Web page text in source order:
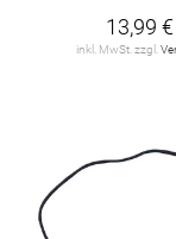
13,99 €
inkl. MwSt. zzgl.